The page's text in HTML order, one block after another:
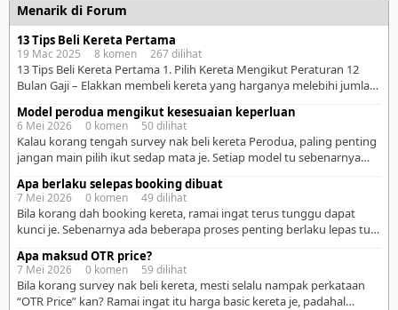
Menarik di Forum
13 Tips Beli Kereta Pertama
19 Mac 2025 8 komen 267 dilihat
13 Tips Beli Kereta Pertama 1. Pilih Kereta Mengikut Peraturan 12
Bulan Gaji – Elakkan membeli kereta yang harganya melebihi jumlah
maka had harga kereta yang sesuai ialah RM36,000 atau kurang.
Peraturan ini membantu anda mengekalkan keseimbangan
kewangan dan memastikan kereta dibeli mengikut kemampuan […]
Model perodua mengikut kesesuaian keperluan
6 Mei 2026 0 komen 50 dilihat
Kalau korang tengah survey nak beli kereta Perodua, paling penting
jangan main pilih ikut sedap mata je. Setiap model tu sebenarnya
tengok satu per satu ikut model dan faham siapa yang sesuai pakai.
– Perodua Axia Axia ni memang pilihan paling basic tapi sangat
praktikal. […]
Apa berlaku selepas booking dibuat
7 Mei 2026 0 komen 49 dilihat
Bila korang dah booking kereta, ramai ingat terus tunggu dapat
kunci je. Sebenarnya ada beberapa proses penting berlaku lepas tu.
tahu apa yang sedang berjalan. Lagi-lagi kalau first time beli kereta,
mesti rasa excited campur nervous sikit kan. 1. Sales advisor akan
submit dokumen loan […]
Apa maksud OTR price?
7 Mei 2026 0 komen 59 dilihat
Bila korang survey nak beli kereta, mesti selalu nampak perkataan
“OTR Price” kan? Ramai ingat itu harga basic kereta je, padahal